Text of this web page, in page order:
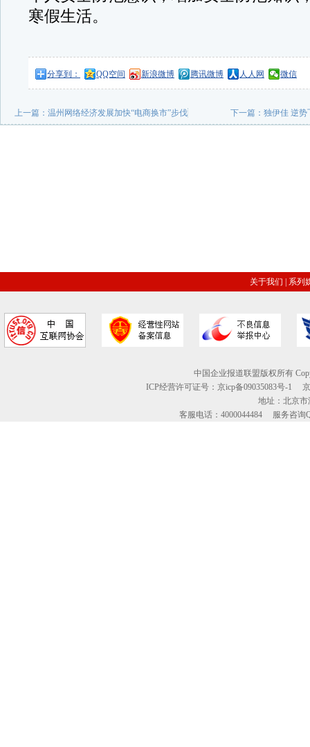
寒假生活。
分享到： QQ空间 新浪微博 腾讯微博 人人网 微信
上一篇： 温州网络经济发展加快“电商换市”步伐 下一篇：独伊佳 逆势
关于我们 系列
中国企业报道联盟版权所有
ICP经营许可证号：京icp备09035083号-1
地址：北京市
客服电话：4000044484 服务咨询